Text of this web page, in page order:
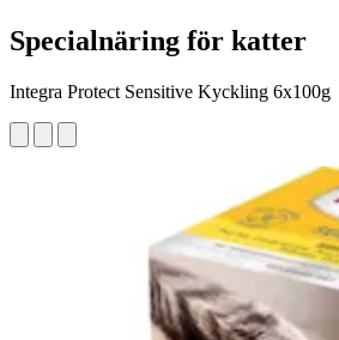
Specialnäring för katter
Integra Protect Sensitive Kyckling 6x100g